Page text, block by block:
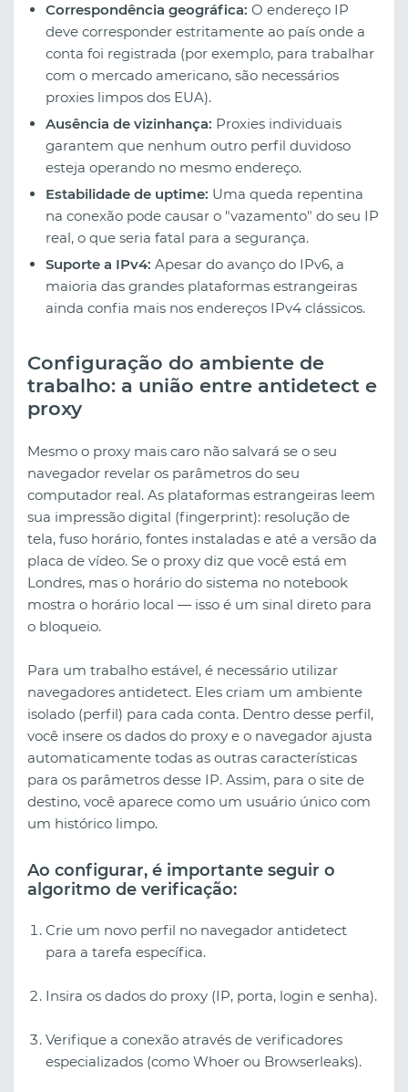
Correspondência geográfica: O endereço IP
deve corresponder estritamente ao país onde a
conta foi registrada (por exemplo, para trabalhar
com o mercado americano, são necessários
proxies limpos dos EUA).
Ausência de vizinhança: Proxies individuais
garantem que nenhum outro perfil duvidoso
esteja operando no mesmo endereço.
Estabilidade de uptime: Uma queda repentina
na conexão pode causar o "vazamento" do seu IP
real, o que seria fatal para a segurança.
Suporte a IPv4: Apesar do avanço do IPv6, a
maioria das grandes plataformas estrangeiras
ainda confia mais nos endereços IPv4 clássicos.
Configuração do ambiente de
trabalho: a união entre antidetect e
proxy
Mesmo o proxy mais caro não salvará se o seu
navegador revelar os parâmetros do seu
computador real. As plataformas estrangeiras leem
sua impressão digital (fingerprint): resolução de
tela, fuso horário, fontes instaladas e até a versão da
placa de vídeo. Se o proxy diz que você está em
Londres, mas o horário do sistema no notebook
mostra o horário local — isso é um sinal direto para
o bloqueio.
Para um trabalho estável, é necessário utilizar
navegadores antidetect. Eles criam um ambiente
isolado (perfil) para cada conta. Dentro desse perfil,
você insere os dados do proxy e o navegador ajusta
automaticamente todas as outras características
para os parâmetros desse IP. Assim, para o site de
destino, você aparece como um usuário único com
um histórico limpo.
Ao configurar, é importante seguir o
algoritmo de verificação:
Crie um novo perfil no navegador antidetect
para a tarefa específica.
Insira os dados do proxy (IP, porta, login e senha).
Verifique a conexão através de verificadores
especializados (como Whoer ou Browserleaks).